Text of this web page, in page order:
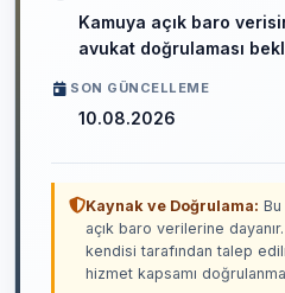
Kamuya açık baro
avukat doğrulaması
SON GÜNCELLEME
10.08.2026
Kaynak ve Doğrulama:
açık baro verilerine
kendisi tarafından talep
hizmet kapsamı